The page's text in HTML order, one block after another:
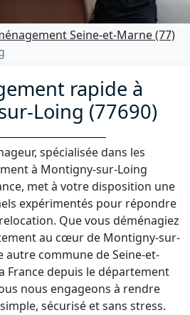
Seine-et-Marne (77)
rapide à
Loing (77690)
spécialisée dans les
à Montigny-sur-Loing
met à votre disposition une
expérimentés pour répondre
Que vous déménagiez
au cœur de Montigny-sur-
autre commune de Seine-et-
France depuis le département
nous engageons à rendre
sécurisé et sans stress.